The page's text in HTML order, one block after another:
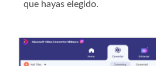
que hayas elegido.